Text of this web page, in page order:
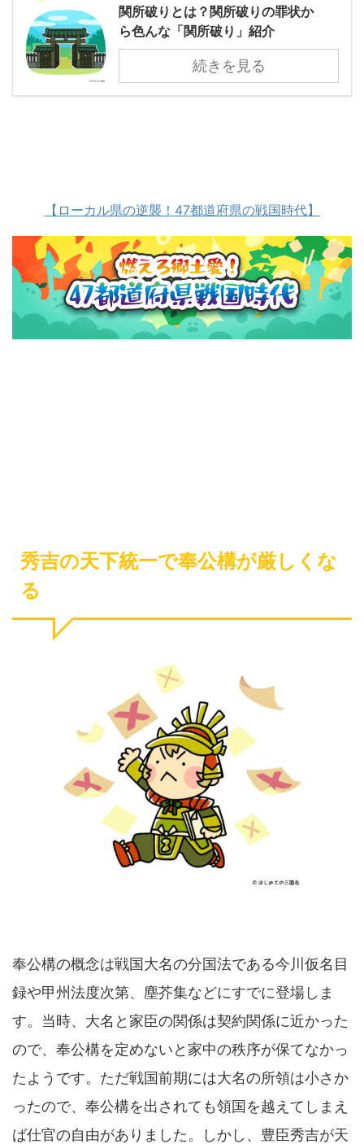
関所破りとは？関所破りの罪状か
ら色んな「関所破り」紹介
続きを見る
【ローカル県の逆襲！47都道府県の戦国時代】
秀吉の天下統一で奉公構が厳しくな
る
奉公構の概念は戦国大名の分国法である今川仮名目
録や甲州法度次第、塵芥集などにすでに登場しま
す。当時、大名と家臣の関係は契約関係に近かった
ので、奉公構を定めないと家中の秩序が保てなかっ
たようです。ただ戦国前期には大名の所領は小さか
ったので、奉公構を出されても領国を越えてしまえ
ば仕官の自由がありました。しかし、豊臣秀吉が天